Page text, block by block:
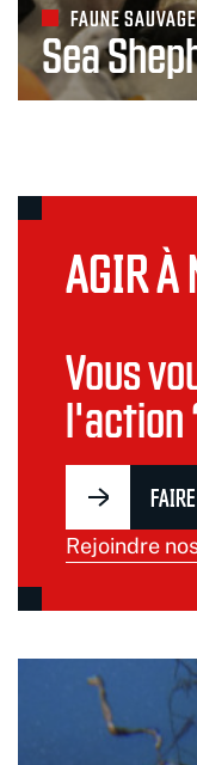
FAUNE SAUVAGE
Sea
AGIR À
Vous
l'action
Rejoindre